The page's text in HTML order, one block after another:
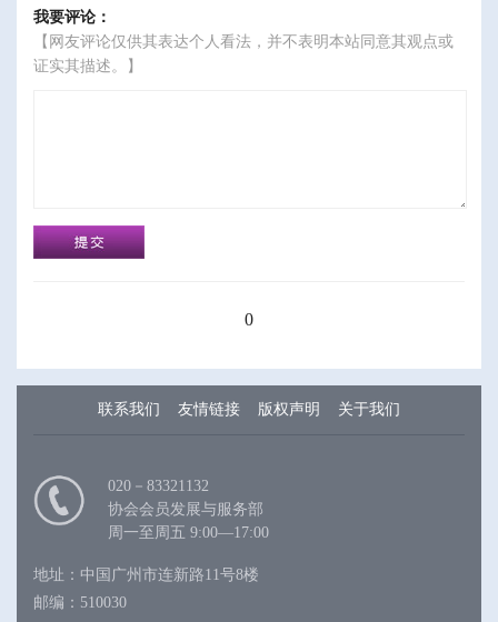
我要评论：
【网友评论仅供其表达个人看法，并不表明本站同意其观点或
证实其描述。】
0
联系我们 友情链接 版权声明 关于我们
020－83321132
协会会员发展与服务部
周一至周五 9:00—17:00
地址：中国广州市连新路11号8楼
邮编：510030